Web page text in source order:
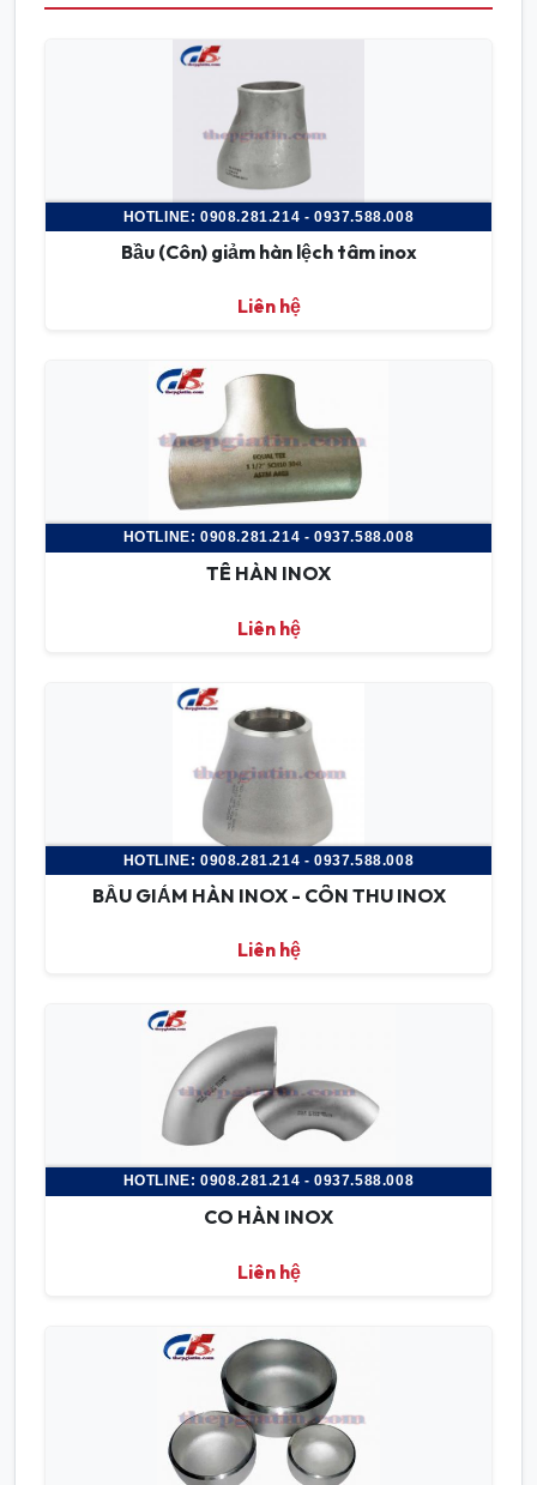
HOTLINE: 0908.281.214 - 0937.588.008
Bầu (Côn) giảm hàn lệch tâm inox
Liên hệ
HOTLINE: 0908.281.214 - 0937.588.008
TÊ HÀN INOX
Liên hệ
HOTLINE: 0908.281.214 - 0937.588.008
BẦU GIẢM HÀN INOX - CÔN THU INOX
Liên hệ
HOTLINE: 0908.281.214 - 0937.588.008
CO HÀN INOX
Liên hệ